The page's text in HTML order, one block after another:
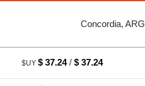
Concordia, ARG
$UY $ 37.24/ $ 37.24